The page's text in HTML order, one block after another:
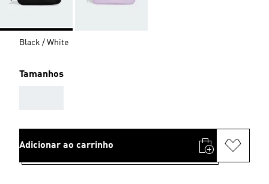
Black / White
Tamanhos
Adicionar ao carrinho